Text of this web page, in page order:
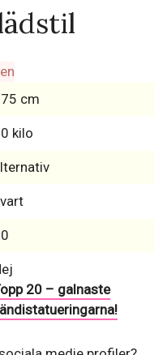
cm
kilo
20 – galnaste